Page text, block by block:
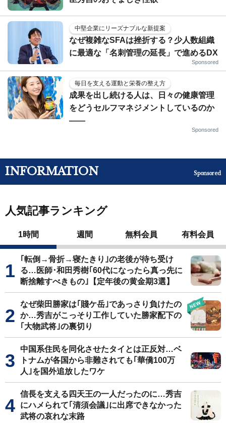
中堅企業にリーズナブルな新提案
なぜ複雑なSFAは挫折する？少人数組織
に最適な「名刺管理の延長」で進めるDX
Sponsored
毎日を支える運動と栄養の整え方
成果を出し続ける人は、日々の健康管理
をどうセルフマネジメントしているのか
——
Sponsored
INFORMATION Sponsored
人気記事ランキング
1時間 週間 無料会員 有料会員
｢転倒→骨折→寝たきり｣の老後が待ち受け
る…医師･和田秀樹｢60代になったら真っ先に
断捨離すべきもの｣【定年後の黄金期3選】
なぜ柴田勝家は｢賤ケ岳｣であっさり負けたの
か…秀吉がこっそり工作していた勝家配下の
｢大物武将｣の裏切り
中国系住民を同化させたタイとは正反対…ベ
トナムが各国から非難されても｢華僑100万
人｣を国外追放したワケ
信長を支える四天王の一人だったのに…秀吉
にハメられて｢清須会議｣に出席できなかった
武将の哀れな末路